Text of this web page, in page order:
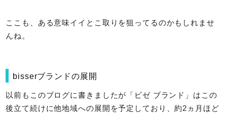
ここも、ある意味イイとこ取りを狙ってるのかもしれませ
んね。
bisserブランドの展開
以前もこのブログに書きましたが「ビゼ ブランド」はこの
後立て続けに他地域への展開を予定しており、約2ヵ月ほど